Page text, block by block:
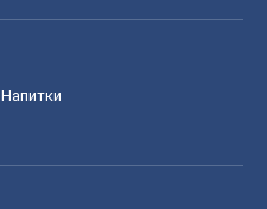
Напитки